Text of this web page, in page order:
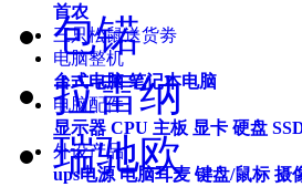
首农
三只松鼠送货劵
电脑整机
台式电脑 笔记本电脑
电脑配件
显示器 CPU 主板 显卡 硬盘
外设产品
ups电源 电脑耳麦 键盘/鼠标 摄
包锘
拉雷纳
瑞驰欧